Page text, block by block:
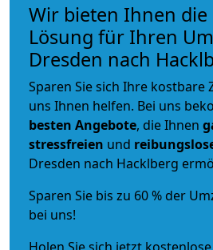
Wir bieten Ihnen
Lösung für Ihren
Dresden nach
Sparen Sie sich Ihre kostbare
uns Ihnen helfen. Bei uns
besten Angebote, die Ihnen
stressfreien und
Dresden nach Hacklberg
Sparen Sie bis zu 60 % der
bei uns!